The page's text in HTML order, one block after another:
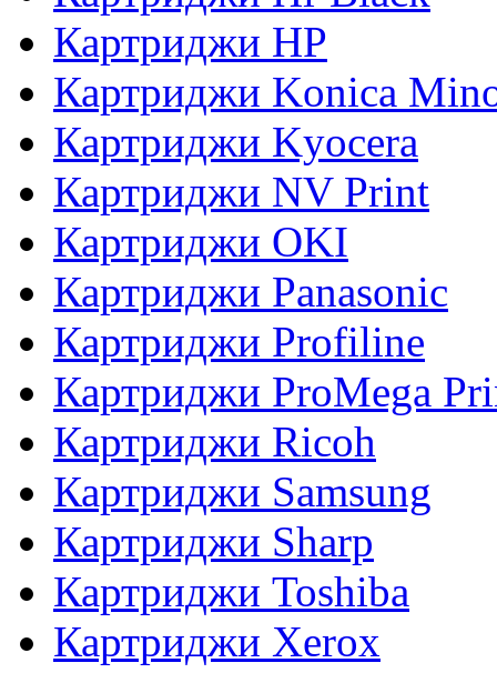
Картриджи HP
Картриджи Konica
Картриджи Kyocera
Картриджи NV Print
Картриджи OKI
Картриджи Panasonic
Картриджи Profiline
Картриджи ProMega
Картриджи Ricoh
Картриджи Samsung
Картриджи Sharp
Картриджи Toshiba
Картриджи Xerox